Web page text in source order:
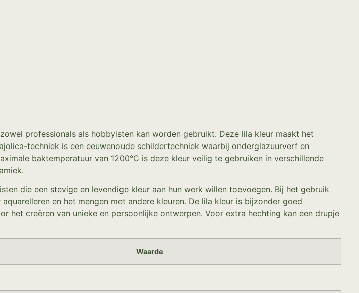
professionals als hobbyisten kan worden gebruikt. Deze lila kleur maakt het
techniek is een eeuwenoude schildertechniek waarbij onderglazuurverf en
baktemperatuur van 1200°C is deze kleur veilig te gebruiken in verschillende
die een stevige en levendige kleur aan hun werk willen toevoegen. Bij het gebruik
en het mengen met andere kleuren. De lila kleur is bijzonder goed
het creëren van unieke en persoonlijke ontwerpen. Voor extra hechting kan een drupje
Waarde